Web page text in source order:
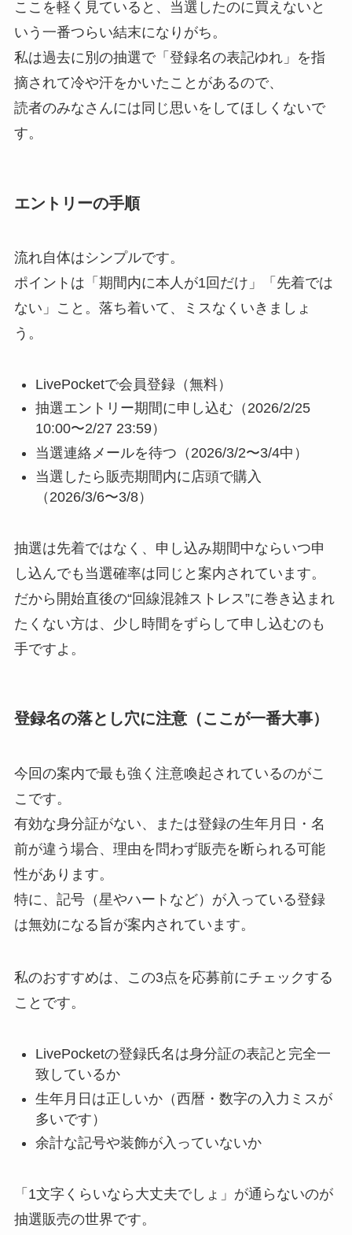
ここを軽く見ていると、当選したのに買えないと
いう一番つらい結末になりがち。
私は過去に別の抽選で「登録名の表記ゆれ」を指
摘されて冷や汗をかいたことがあるので、
読者のみなさんには同じ思いをしてほしくないで
す。
エントリーの手順
流れ自体はシンプルです。
ポイントは「期間内に本人が1回だけ」「先着では
ない」こと。落ち着いて、ミスなくいきましょ
う。
LivePocketで会員登録（無料）
抽選エントリー期間に申し込む（2026/2/25
10:00〜2/27 23:59）
当選連絡メールを待つ（2026/3/2〜3/4中）
当選したら販売期間内に店頭で購入
（2026/3/6〜3/8）
抽選は先着ではなく、申し込み期間中ならいつ申
し込んでも当選確率は同じと案内されています。
だから開始直後の“回線混雑ストレス”に巻き込まれ
たくない方は、少し時間をずらして申し込むのも
手ですよ。
登録名の落とし穴に注意（ここが一番大事）
今回の案内で最も強く注意喚起されているのがこ
こです。
有効な身分証がない、または登録の生年月日・名
前が違う場合、理由を問わず販売を断られる可能
性があります。
特に、記号（星やハートなど）が入っている登録
は無効になる旨が案内されています。
私のおすすめは、この3点を応募前にチェックする
ことです。
LivePocketの登録氏名は身分証の表記と完全一
致しているか
生年月日は正しいか（西暦・数字の入力ミスが
多いです）
余計な記号や装飾が入っていないか
「1文字くらいなら大丈夫でしょ」が通らないのが
抽選販売の世界です。